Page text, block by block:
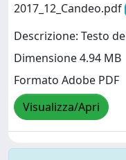
2017_12_Candeo.pdf
Descrizione: Testo
Dimensione 4.94 MB
Formato Adobe PDF
Visualizza/Apri